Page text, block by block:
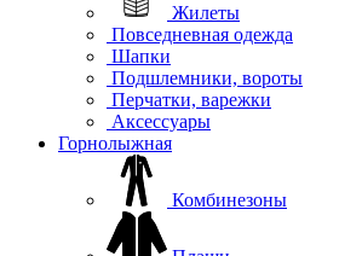
Жилеты
Повседневная одежда
Шапки
Подшлемники, вороты
Перчатки, варежки
Аксессуары
Горнолыжная
Комбинезоны